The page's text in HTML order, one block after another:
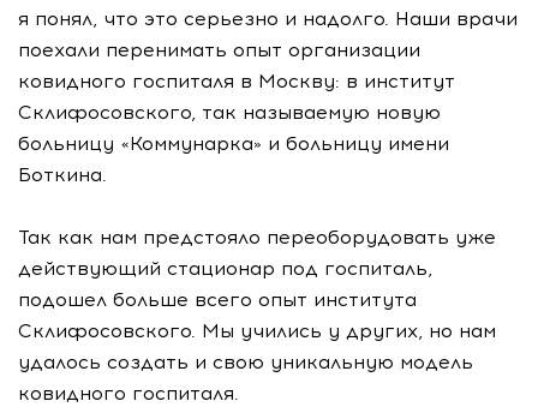
я понял, что это серьезно и надолго. Наши врачи
поехали перенимать опыт организации
ковидного госпиталя в Москву: в институт
Склифосовского, так называемую новую
больницу «Коммунарка» и больницу имени
Боткина.
Так как нам предстояло переоборудовать уже
действующий стационар под госпиталь,
подошел больше всего опыт института
Склифосовского. Мы учились у других, но нам
удалось создать и свою уникальную модель
ковидного госпиталя.